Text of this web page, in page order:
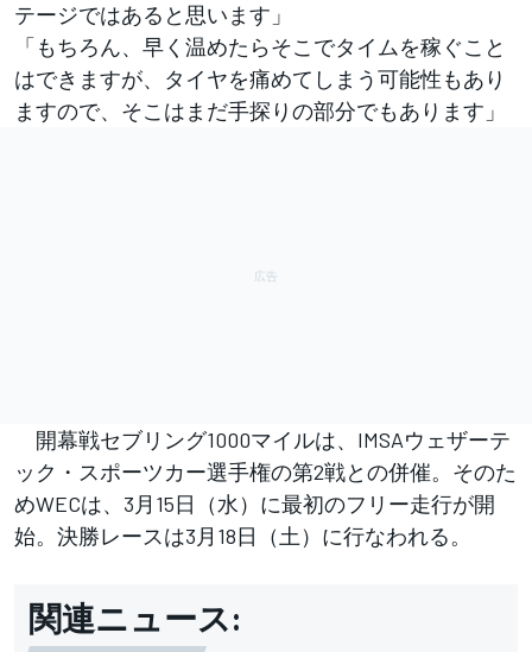
テージではあると思います」
「もちろん、早く温めたらそこでタイムを稼ぐこと
はできますが、タイヤを痛めてしまう可能性もあり
ますので、そこはまだ手探りの部分でもあります」
開幕戦セブリング1000マイルは、IMSAウェザーテ
ック・スポーツカー選手権の第2戦との併催。そのた
めWECは、3月15日（水）に最初のフリー走行が開
始。決勝レースは3月18日（土）に行なわれる。
関連ニュース: